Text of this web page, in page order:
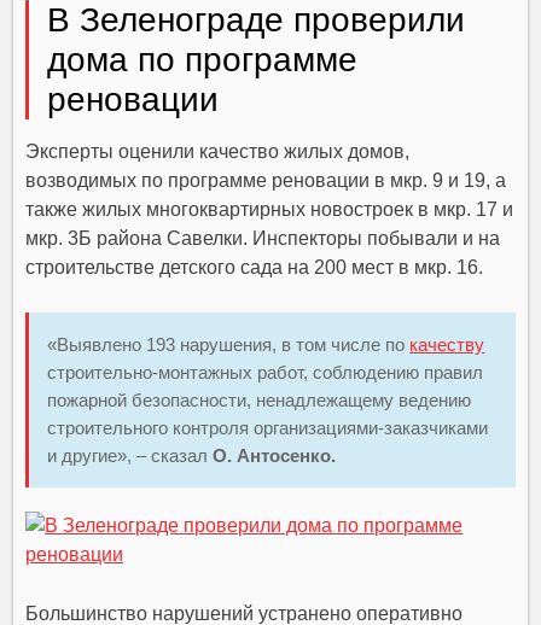
В Зеленограде проверили
дома по программе
реновации
Эксперты оценили качество жилых домов,
возводимых по программе реновации в мкр. 9 и 19, а
также жилых многоквартирных новостроек в мкр. 17 и
мкр. 3Б района Савелки. Инспекторы побывали и на
строительстве детского сада на 200 мест в мкр. 16.
«Выявлено 193 нарушения, в том числе по качеству
строительно-монтажных работ, соблюдению правил
пожарной безопасности, ненадлежащему ведению
строительного контроля организациями-заказчиками
и другие», – сказалО. Антосенко.
Большинство нарушений устранено оперативно